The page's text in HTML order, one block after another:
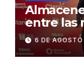
entre las
6 DE